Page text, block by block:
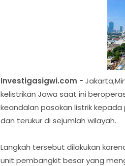
Investigasigwi.com -
kelistrikan Jawa saat ini
keandalan pasokan listrik
dan terukur di sejumlah wilayah.
Langkah tersebut dilakukan
unit pembangkit besar yang